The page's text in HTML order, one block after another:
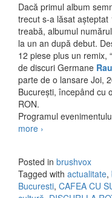
Dacă primul album
trecut s-a lăsat
treabă, albumul
la un an după debut.
12 piese plus un remix,
de discuri Germane
parte de o lansare Joi,
București, începând cu
RON.
Programul
more Brazda Lui Novac
›
Posted in brushvox
Tagged with actualitate,
Bucuresti, CAFEA CU